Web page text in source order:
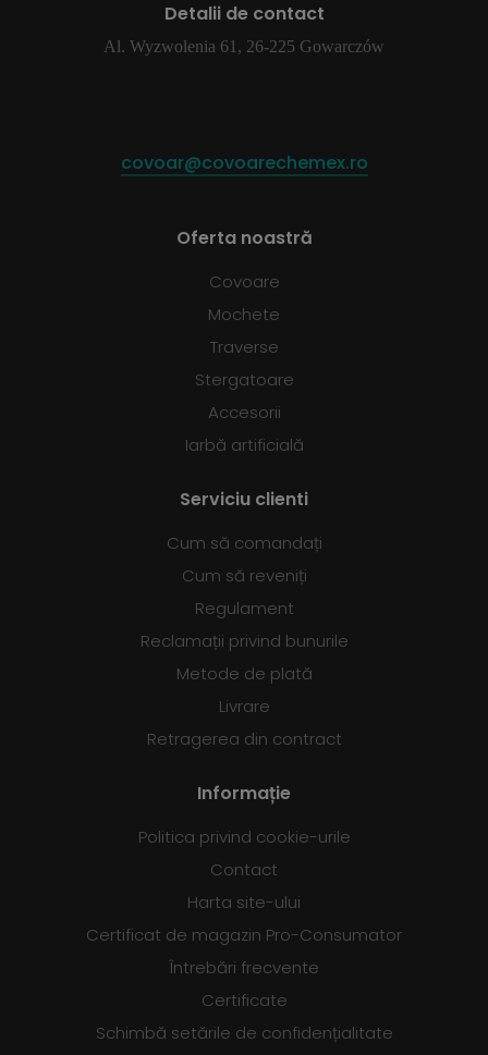
Detalii de contact
Al. Wyzwolenia 61, 26-225 Gowarczów
covoar@covoarechemex.ro
Oferta noastră
Covoare
Mochete
Traverse
Stergatoare
Accesorii
Iarbă artificială
Serviciu clienti
Cum să comandați
Cum să reveniți
Regulament
Reclamații privind bunurile
Metode de plată
Livrare
Retragerea din contract
Informație
Politica privind cookie-urile
Contact
Harta site-ului
Certificat de magazin Pro-Consumator
Întrebări frecvente
Certificate
Schimbă setările de confidențialitate